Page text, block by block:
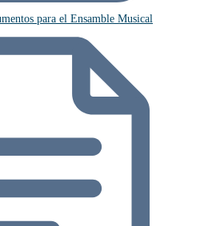
para el Ensamble Musical